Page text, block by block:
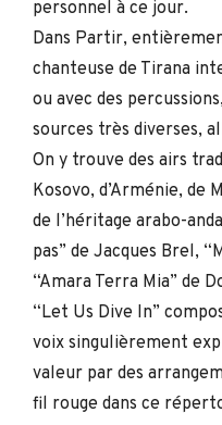
personnel à ce jour.
Dans Partir,
chanteuse de Tirana
ou avec des
sources très diverses,
On y trouve des airs
Kosovo, d’Arménie, de
de l’héritage arabo-
pas” de Jacques Brel,
“Amara Terra Mia” de
“Let Us Dive In”
voix singulièrement
valeur par des
fil rouge dans ce